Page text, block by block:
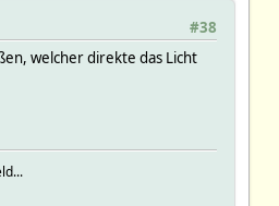
#38
welcher direkte das Licht